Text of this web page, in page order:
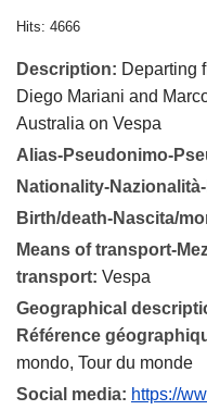
Hits: 4666
Description: Departing
Diego Mariani and
Australia on Vespa
Alias-Pseudonimo-
Nationality-
Birth/death-Nascita/
Means of transport-
transport: Vespa
Geographical
Référence
mondo, Tour du monde
Social media: https://